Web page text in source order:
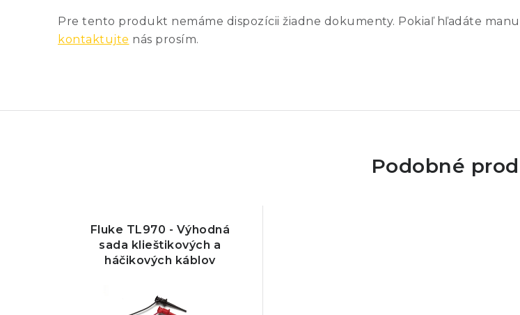
Pre tento produkt nemáme dispozícii žiadne dokumenty. Pokiaľ hľadáte
kontaktujte nás prosím.
Podobné
Fluke TL970 - Výhodná
sada klieštikových a
háčikových káblov